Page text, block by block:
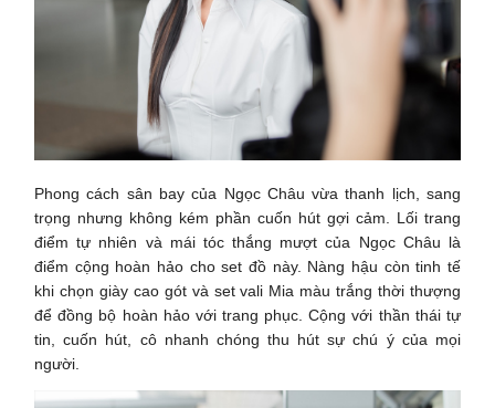
Phong cách sân bay của Ngọc Châu vừa thanh lịch, sang
trọng nhưng không kém phần cuốn hút gợi cảm. Lối trang
điểm tự nhiên và mái tóc thắng mượt của Ngọc Châu là
điểm cộng hoàn hảo cho set đồ này. Nàng hậu còn tinh tế
khi chọn giày cao gót và set vali Mia màu trắng thời thượng
để đồng bộ hoàn hảo với trang phục. Cộng với thần thái tự
tin, cuốn hút, cô nhanh chóng thu hút sự chú ý của mọi
người.